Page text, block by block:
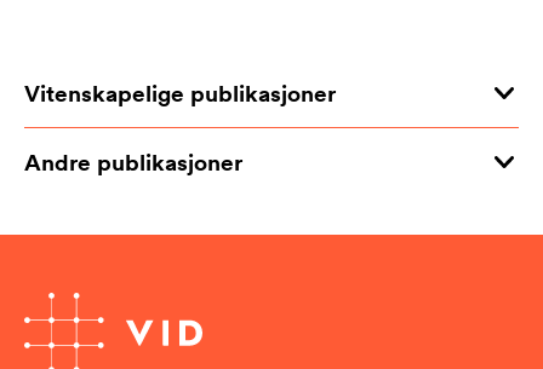
Vitenskapelige publikasjoner
Andre publikasjoner